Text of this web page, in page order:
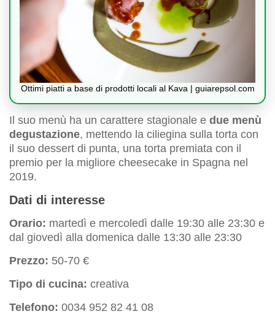
Ottimi piatti a base di prodotti locali al Kava | guiarepsol.com
Il suo menù ha un carattere stagionale e due menù
degustazione, mettendo la ciliegina sulla torta con
il suo dessert di punta, una torta premiata con il
premio per la migliore cheesecake in Spagna nel
2019.
Dati di interesse
Orario: martedì e mercoledì dalle 19:30 alle 23:30 e
dal giovedì alla domenica dalle 13:30 alle 23:30
Prezzo: 50-70 €
Tipo di cucina: creativa
Telefono: 0034 952 82 41 08